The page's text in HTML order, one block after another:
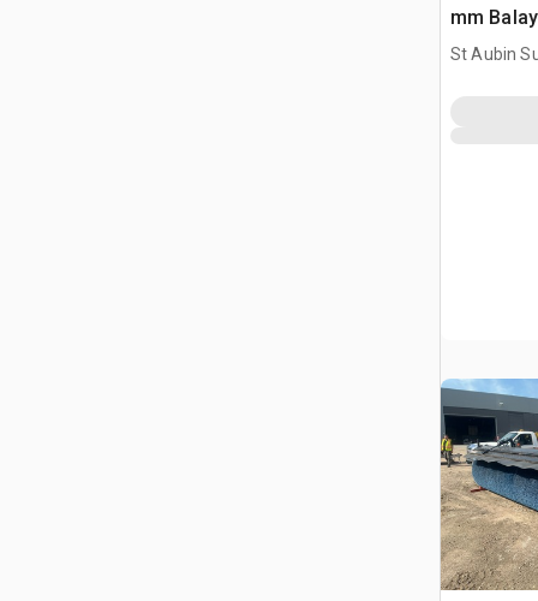
mm
St Aubin